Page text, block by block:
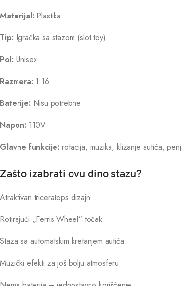
Materijal: Plastika
Tip: Igračka sa stazom (slot toy)
Pol: Unisex
Razmera: 1:16
Baterije: Nisu potrebne
Napon: 110V
Glavne funkcije: rotacija, muzika, klizanje autića,
Zašto izabrati ovu dino stazu?
Atraktivan triceratops dizajn
Rotirajući „Ferris Wheel“ točak
Staza sa automatskim kretanjem autića
Muzički efekti za još bolju atmosferu